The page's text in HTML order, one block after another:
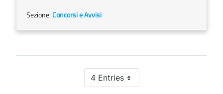
Sezione:Concorsi e Avvisi
4 EntriesPer Page